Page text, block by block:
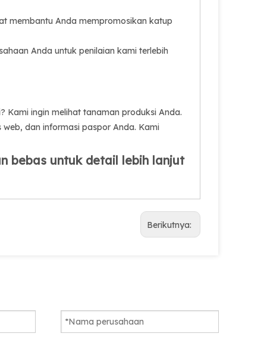
membantu Anda mempromosikan katup
Anda untuk penilaian kami terlebih
Kami ingin melihat tanaman produksi Anda.
dan informasi paspor Anda. Kami
bebas untuk detail lebih lanjut
Berikutnya: